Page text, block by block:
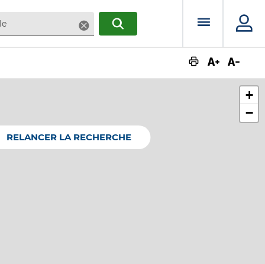
SupprimerRECHERCHERMenu
+
−
RELANCER LA RECHERCHE